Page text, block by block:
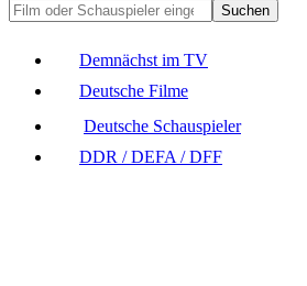
Suchen
Demnächst im TV
Deutsche Filme
Deutsche Schauspieler
DDR / DEFA / DFF